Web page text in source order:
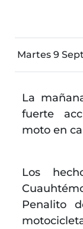
Martes 9
La
fuerte
moto en
Los
Penalito